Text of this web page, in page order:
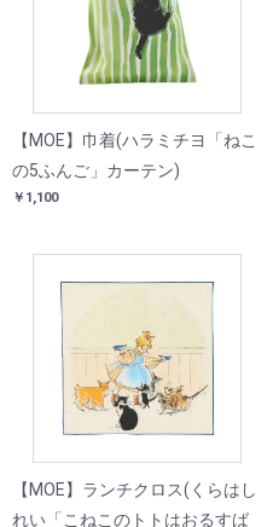
【MOE】巾着(ハラミチヨ「ねこ
の5ふんご」カーテン)
￥1,100
【MOE】ランチクロス(くらはし
れい「こねこのトトはおるすば